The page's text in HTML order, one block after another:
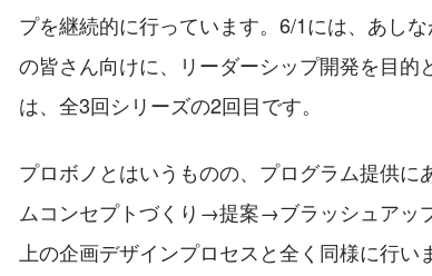
プを継続的に行っています。6/1には、あし
の皆さん向けに、リーダーシップ開発を目
は、全3回シリーズの2回目です。
プロボノとはいうものの、プログラム提供
ムコンセプトづくり→提案→ブラッシュアッ
上の企画デザインプロセスと全く同様に行